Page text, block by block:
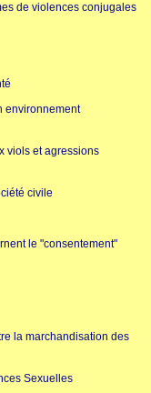
de violences conjugales
environnement
viols et agressions
civile
le "consentement"
la marchandisation des
Sexuelles